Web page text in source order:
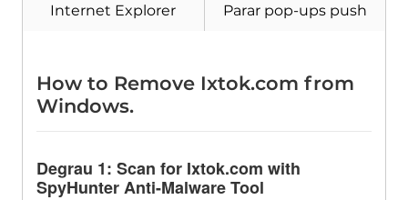
Internet Explorer Parar pop-ups push
How to Remove Ixtok.com from
Windows.
Degrau 1: Scan for Ixtok.com with
SpyHunter Anti-Malware Tool